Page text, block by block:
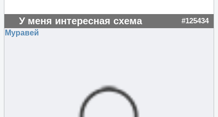
У меня интересная схема #125434
Муравей